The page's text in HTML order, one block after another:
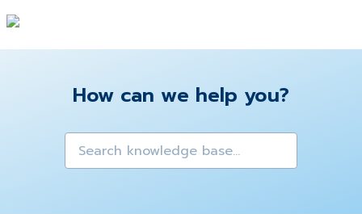
How can we help you?